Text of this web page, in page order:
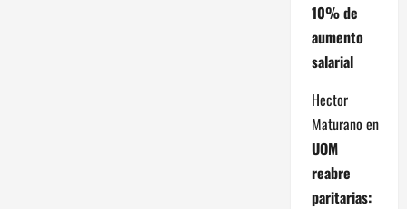
10% de
aumento
salarial
Hector
Maturano en
UOM
reabre
paritarias: